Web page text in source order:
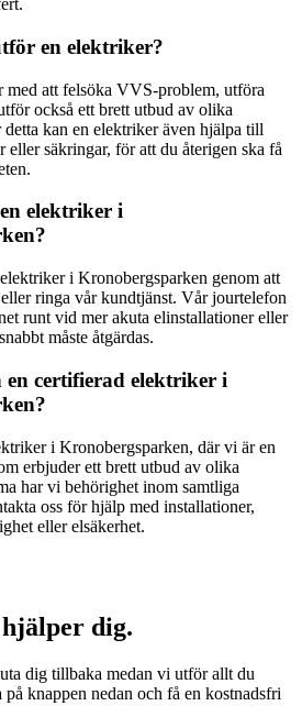
en elektriker?
med att felsöka VVS-problem, utföra
också ett brett utbud av olika
kan en elektriker även hjälpa till
eller säkringar, för att du återigen ska få
elektriker i
i Kronobergsparken genom att
ringa vår kundtjänst. Vår jourtelefon
runt vid mer akuta elinstallationer eller
måste åtgärdas.
certifierad elektriker i
i Kronobergsparken, där vi är en
erbjuder ett brett utbud av olika
har vi behörighet inom samtliga
oss för hjälp med installationer,
eller elsäkerhet.
dig.
dig tillbaka medan vi utför allt du
knappen nedan och få en kostnadsfri